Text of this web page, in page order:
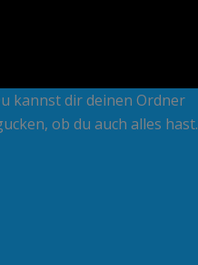
kannst dir deinen Ordner
ob du auch alles hast.